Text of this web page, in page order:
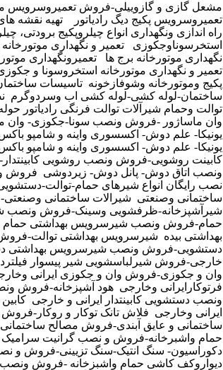
مشعل گازی و گازوییلی-فروش تعمیروسرویس
تعمیروسرویس پکیج دیگ رادیاتور
تهیه نقشه
راه اندازی ونگهداری انواع چیلروپکیج برودتی،
استخرسوناوجکوزی
تعمیر و نگهداری
نگهداری موتورخانه برج ها
تعمیرونگهداری
تعمیر و نگهداری موتورخانه استخروسونا و
پکیج وموتورخانه وشوفازخونه تاسیسات
ساختمان-لوله کشی-لوله کشی اب وسردوگرم
توالت وحمام شیرآلات توالت فرنگی رادیاتور
وان ماساژور -فروش ونصب سونا-جکوزی- وان
یونیکا- علم دوش- اکسسوری واینه و شامپو
یونیکا- علم دوش- اکسسوری واینه و شامپو
کابینت روشویی-فروش ونصب روشویی
ونصب اتاق دوش- پانل دوش- زیردوشی فروش و
نصب رایگان انواع شیرهای حمام-توالت-
ساختمانی وصنعتی شیرالات ساختمانی
شیرآشپزخانه-ظرفشویی وسینک-فروش ونصب
حمام-فروش ونصب شیرسرویس بهداشتی حمام
بهداشتی بیده شیرسرویس بهداشتی توالت-
دستشویی-فروش ونصب شیرسرویس بهداشتی
خارجی-فروش شیرلباسشویی شیر پیسوار
وان و جکوزی-فروش وان و جکوزی ایرانی
فرتوکارایرانی وخارجی هود آشپزخانه-فروش
ونصب دستشویی کابینتدار ایرانی و خارجی
ایرانی وخارجی فلاش تانک توکار و روکار-
ساختمانی و عایق آبندی-فروش مصالح ساختمانی
حمام واشبرخانه-فروش و نصب گرانیت سرامیک
دکوراسیون- سنگ انتیک-سنگ تزیینی-فروش و
دیواروکف کاشی حمام واشبزخانه -فروش